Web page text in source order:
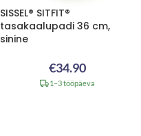
SISSEL® SITFIT®
tasakaalupadi 36 cm,
sinine
€34.90
1–3 tööpäeva